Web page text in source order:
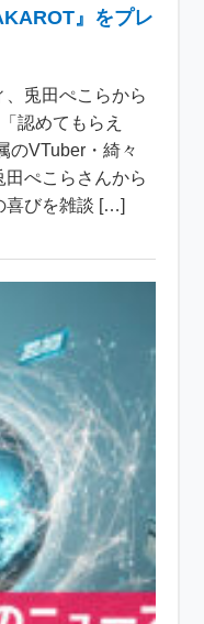
』をプレ
兎田ぺこらから
認めてもらえ
のVTuber・綺々
ぺこらさんから
喜びを雑談 […]